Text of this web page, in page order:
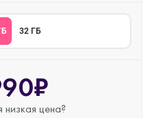
32 ГБ
низкая цена?